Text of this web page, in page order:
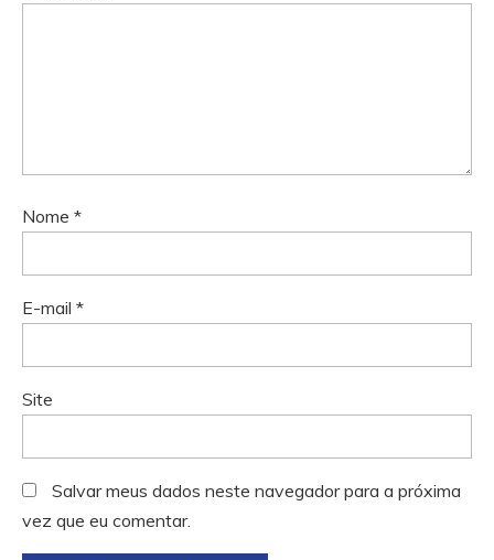
Nome *
E-mail *
Site
Salvar meus dados neste navegador para a próxima
vez que eu comentar.